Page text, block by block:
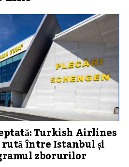
Turkish Airlines
rută între Istanbul și
zborurilor